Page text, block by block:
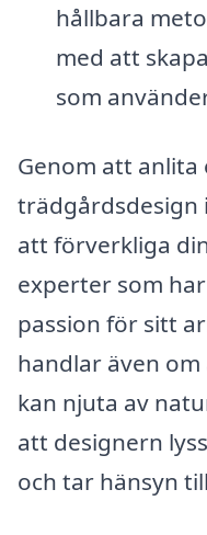
hållbara
med att
som
Genom att
trädgårdsdesign
att förverkliga
experter som
passion för sitt
handlar även
kan njuta av
att designern
och tar hänsyn